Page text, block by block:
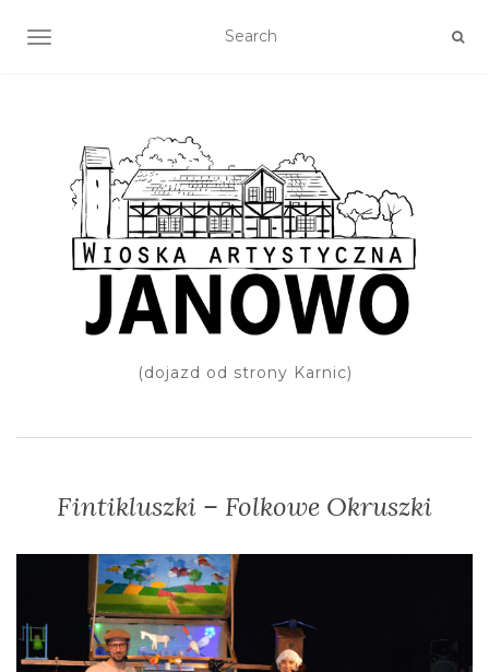
TOGGLE NAVIGATION
(dojazd od strony Karnic)
Fintikluszki – Folkowe Okruszki